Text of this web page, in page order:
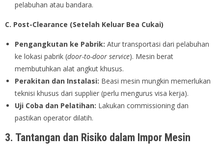
pelabuhan atau bandara.
C. Post-Clearance (Setelah Keluar Bea Cukai)
Pengangkutan ke Pabrik: Atur transportasi dari pelabuhan
ke lokasi pabrik (door-to-door service). Mesin berat
membutuhkan alat angkut khusus.
Perakitan dan Instalasi: Beasi mesin mungkin memerlukan
teknisi khusus dari supplier (perlu mengurus visa kerja).
Uji Coba dan Pelatihan: Lakukan commissioning dan
pastikan operator dilatih.
3. Tantangan dan Risiko dalam Impor Mesin